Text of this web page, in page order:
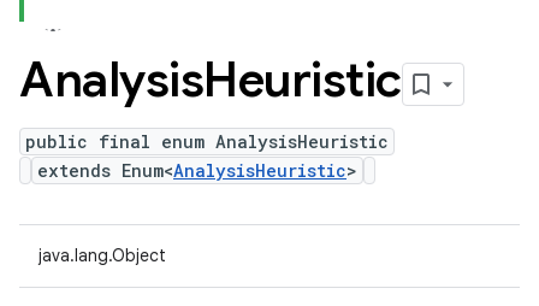
AnalysisHeuristic
public final enum AnalysisHeuristic
extends Enum<AnalysisHeuristic>
java.lang.Object